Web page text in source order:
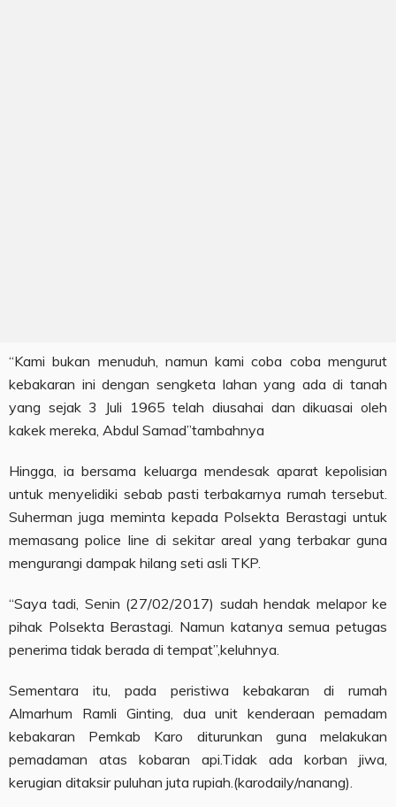
“Kami bukan menuduh, namun kami coba coba mengurut
kebakaran ini dengan sengketa lahan yang ada di tanah
yang sejak 3 Juli 1965 telah diusahai dan dikuasai oleh
kakek mereka, Abdul Samad”tambahnya
Hingga, ia bersama keluarga mendesak aparat kepolisian
untuk menyelidiki sebab pasti terbakarnya rumah tersebut.
Suherman juga meminta kepada Polsekta Berastagi untuk
memasang police line di sekitar areal yang terbakar guna
mengurangi dampak hilang seti asli TKP.
“Saya tadi, Senin (27/02/2017) sudah hendak melapor ke
pihak Polsekta Berastagi. Namun katanya semua petugas
penerima tidak berada di tempat”,keluhnya.
Sementara itu, pada peristiwa kebakaran di rumah
Almarhum Ramli Ginting, dua unit kenderaan pemadam
kebakaran Pemkab Karo diturunkan guna melakukan
pemadaman atas kobaran api.Tidak ada korban jiwa,
kerugian ditaksir puluhan juta rupiah.(karodaily/nanang).